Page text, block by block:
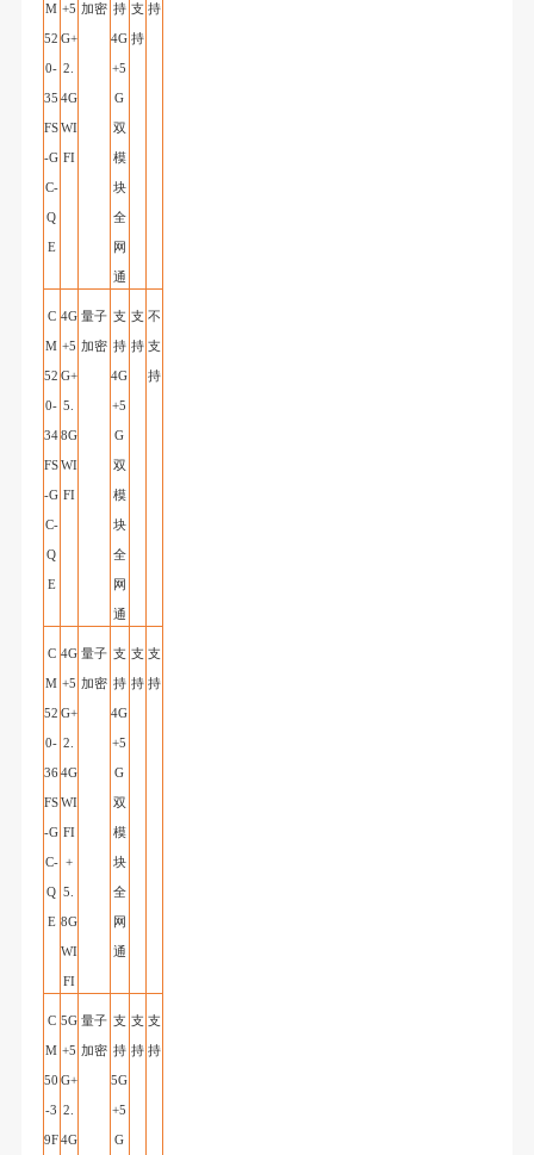
M
52
0-
35
FS
-G
C-
Q
E
+5
G+
2.
4G
WI
FI
加密 持
4G
+5
G
双
模
块
全
网
通
支
持
持
C
M
52
0-
34
FS
-G
C-
Q
E
4G
+5
G+
5.
8G
WI
FI
量子
加密
支
持
4G
+5
G
双
模
块
全
网
通
支
持
不
支
持
C
M
52
0-
36
FS
-G
C-
Q
E
4G
+5
G+
2.
4G
WI
FI
+
5.
8G
WI
FI
量子
加密
支
持
4G
+5
G
双
模
块
全
网
通
支
持
支
持
C
M
50
-3
9F
5G
+5
G+
2.
4G
量子
加密
支
持
5G
+5
G
支
持
支
持